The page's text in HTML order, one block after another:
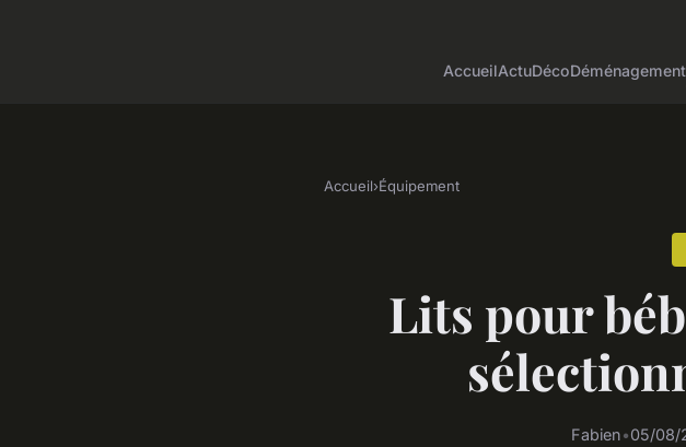
AccueilActuDécoDéménagement
Accueil›Équipement
Lits pour
Fabien•05/08/